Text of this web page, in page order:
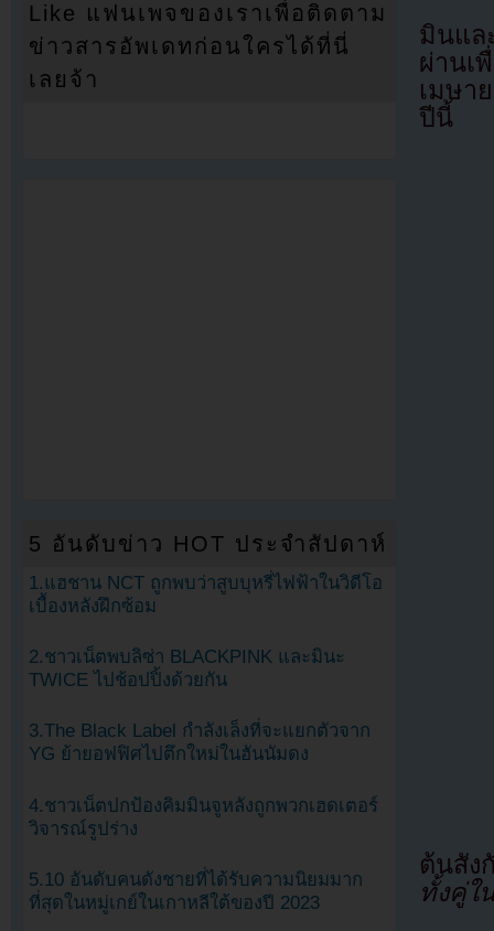
มินแล
ผ่านเ
เมษา
ปีนี้
ต้นสัง
ทั้งคู่ใ
Like แฟนเพจของเราเพื่อติดตาม
ข่าวสารอัพเดทก่อนใครได้ที่นี่
เลยจ้า
5 อันดับข่าว HOT ประจำสัปดาห์
1.แฮชาน NCT ถูกพบว่าสูบบุหรี่ไฟฟ้าในวิดีโอ
เบื้องหลังฝึกซ้อม
2.ชาวเน็ตพบลิซ่า BLACKPINK และมินะ
TWICE ไปช้อปปิ้งด้วยกัน
3.The Black Label กำลังเล็งที่จะแยกตัวจาก
YG ย้ายอฟฟิศไปตึกใหม่ในฮันนัมดง
4.ชาวเน็ตปกป้องคิมมินจูหลังถูกพวกเฮดเตอร์
วิจารณ์รูปร่าง
5.10 อันดับคนดังชายที่ได้รับความนิยมมาก
ที่สุดในหมู่เกย์ในเกาหลีใต้ของปี 2023